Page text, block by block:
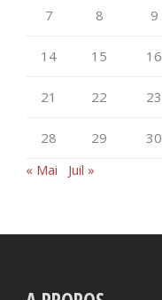
7 8 9
14 15 16
21 22 23
28 29
30
« Mai
Juil »